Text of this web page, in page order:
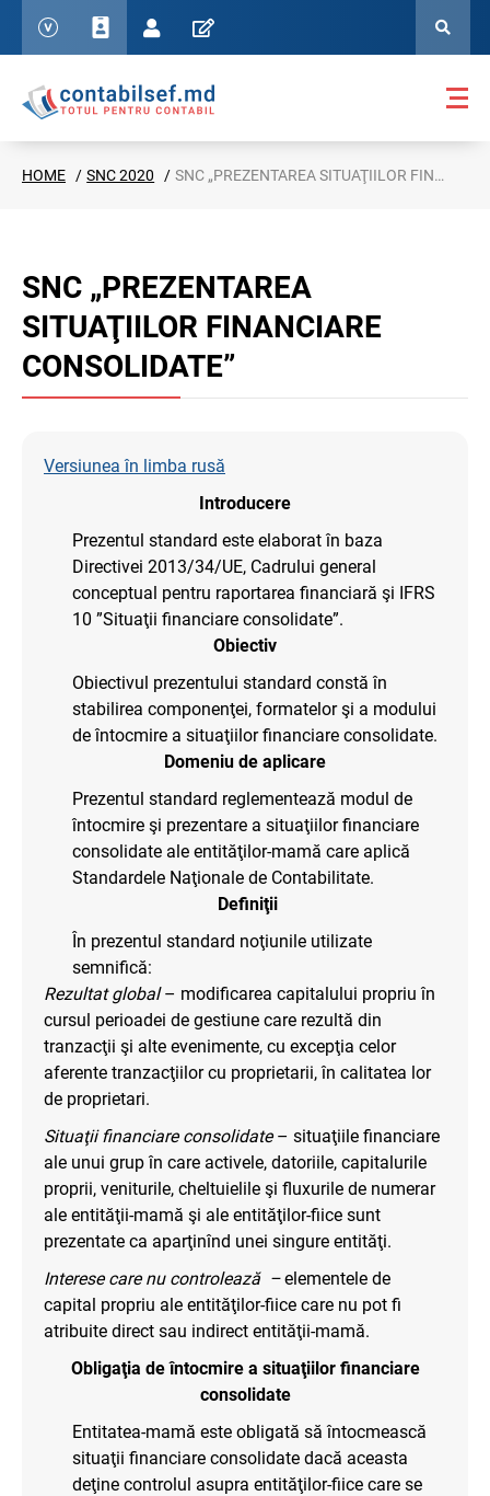
HOME SNC 2020 SNC „PREZENTAREA SITUAŢIILOR FINANCIARE CONSOLIDATE”
SNC „PREZENTAREA
SITUAŢIILOR FINANCIARE
CONSOLIDATE”
Versiunea în limba rusă
Introducere
Prezentul standard este elaborat în baza
Directivei 2013/34/UE, Cadrului general
conceptual pentru raportarea financiară şi IFRS
10 ”Situaţii financiare consolidate”.
Obiectiv
Obiectivul prezentului standard constă în
stabilirea componenţei, formatelor şi a modului
de întocmire a situaţiilor financiare consolidate.
Domeniu de aplicare
Prezentul standard reglementează modul de
întocmire şi prezentare a situaţiilor financiare
consolidate ale entităţilor-mamă care aplică
Standardele Naţionale de Contabilitate.
Definiţii
În prezentul standard noţiunile utilizate
semnifică:
Rezultat global– modificarea capitalului propriu în
cursul perioadei de gestiune care rezultă din
tranzacţii şi alte evenimente, cu excepţia celor
aferente tranzacţiilor cu proprietarii, în calitatea lor
de proprietari.
Situaţii financiare consolidate– situaţiile financiare
ale unui grup în care activele, datoriile, capitalurile
proprii, veniturile, cheltuielile şi fluxurile de numerar
ale entităţii-mamă şi ale entităţilor-fiice sunt
prezentate ca aparţinînd unei singure entităţi.
Interese care nu controlează –elementele de
capital propriu ale entităţilor-fiice care nu pot fi
atribuite direct sau indirect entităţii-mamă.
Obligaţia de întocmire a situaţiilor financiare
consolidate
Entitatea-mamă este obligată să întocmească
situaţii financiare consolidate dacă aceasta
deţine controlul asupra entităţilor-fiice care se